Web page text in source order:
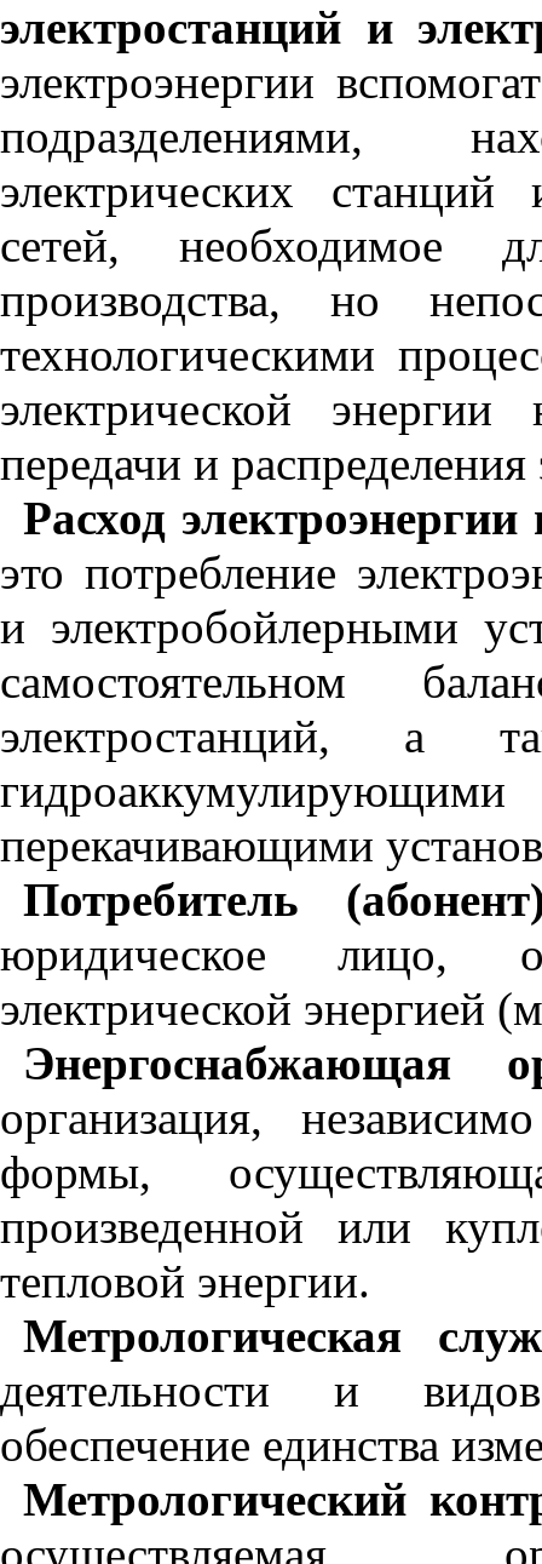
электростанций и
электроэнергии
подразделениями,
электрических станций
сетей, необходимое
производства, но
технологическими
электрической
передачи и
Расход
это потребление
и электробойлерными
самостоятельном
электростанций, а
перекачивающими
Потребитель
юридическое лицо,
электрической энергией
Энергоснабжающая
организация,
формы,
произведенной или
тепловой энергии.
Метрологическая
деятельности и
обеспечение единства
Метрологический